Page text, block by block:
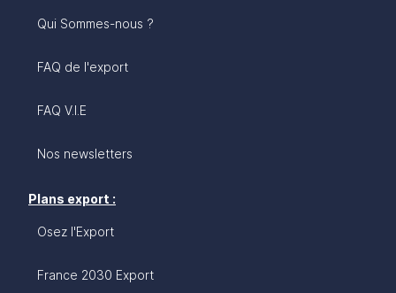
Qui Sommes-nous ?
FAQ de l'export
FAQ V.I.E
Nos newsletters
Plans export :
Osez l'Export
France 2030 Export